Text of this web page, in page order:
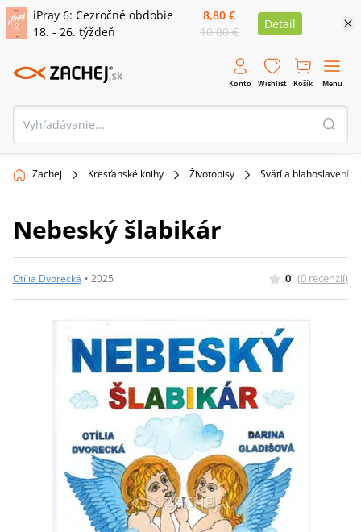
iPray 6: Cezročné obdobie
18. - 26. týždeň
8,80 €
10,00 €
Detail
Konto Wishlist Košík Menu
Zachej Kresťanské knihy Životopisy Svätí a blahoslavení
Nebeský šlabikár
Otília Dvorecká • 2025 0 (0 recenzií)